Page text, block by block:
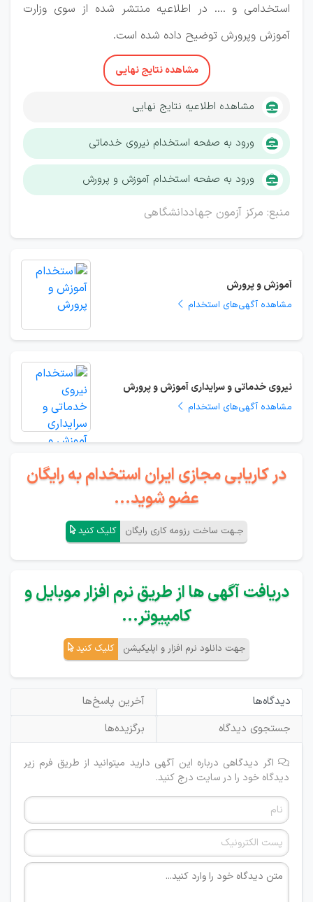
استخدامی و .... در اطلاعیه منتشر شده از سوی وزارت
آموزش و‌پرورش توضیح داده شده است.
مشاهده نتایج نهایی
مشاهده اطلاعیه نتایج نهایی
ورود به صفحه استخدام نیروی خدماتی
ورود به صفحه استخدام آموزش و پرورش
منبع: مرکز آزمون جهاددانشگاهی
آموزش و پرورش
مشاهده آگهی‌های استخدام
نیروی خدماتی و سرایداری آموزش و پرورش
مشاهده آگهی‌های استخدام
در کاریابی مجازی ایران استخدام به رایگان
عضو شوید...
جـهت ساخت رزومه کاری رایگان کلیک کنید
دریافت آگهی ها از طریق نرم افزار موبایل و
کامپیوتر...
جهت دانلود نرم افزار و اپلیکیشن کلیک کنید
دیدگاه‌ها
آخرین پاسخ‌ها
جستجوی دیدگاه
برگزیده‌ها
اگر دیدگاهی درباره این آگهی دارید میتوانید از طریق فرم زیر
دیدگاه خود را در سایت درج کنید.